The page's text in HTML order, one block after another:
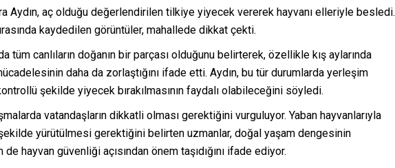
Aydın, aç olduğu değerlendirilen tilkiye yiyecek vererek hayvanı elleriyle besledi.
kaydedilen görüntüler, mahallede dikkat çekti.
tüm canlıların doğanın bir parçası olduğunu belirterek, özellikle kış aylarında
daha da zorlaştığını ifade etti. Aydın, bu tür durumlarda yerleşim
şekilde yiyecek bırakılmasının faydalı olabileceğini söyledi.
vatandaşların dikkatli olması gerektiğini vurguluyor. Yaban hayvanlarıyla
yürütülmesi gerektiğini belirten uzmanlar, doğal yaşam dengesinin
hayvan güvenliği açısından önem taşıdığını ifade ediyor.